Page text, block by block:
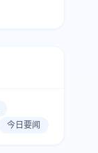
今日要闻